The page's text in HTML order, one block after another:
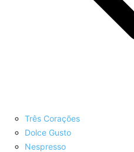
Três Corações
Dolce Gusto
Nespresso